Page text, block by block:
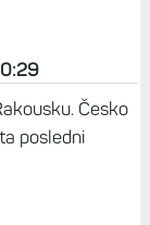
Česko
posledni